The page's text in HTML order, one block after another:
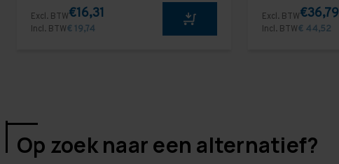
Excl. BTW€16,31
Incl. BTW€ 19,74
Excl. BTW€36,79
Incl. BTW€ 44,52
Op zoek naar een alternatief?